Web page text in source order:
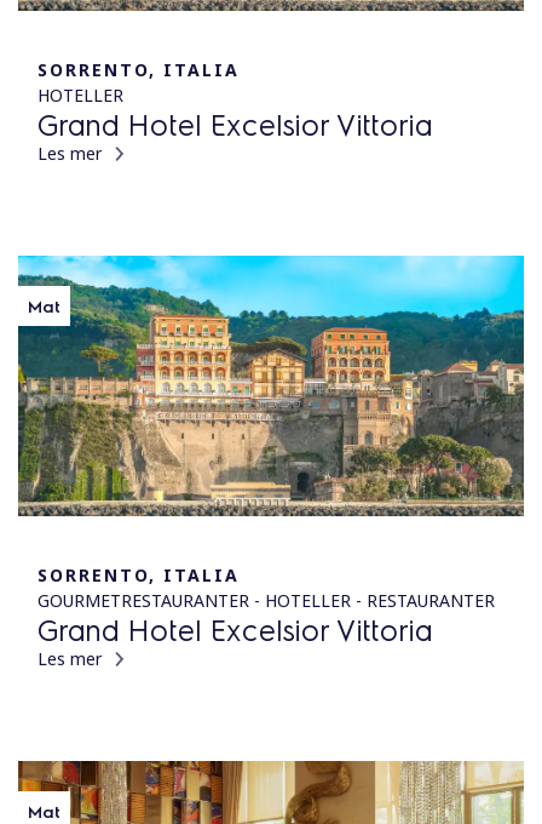
SORRENTO, ITALIA
HOTELLER
Grand Hotel Excelsior Vittoria
Les mer
Mat
SORRENTO, ITALIA
GOURMETRESTAURANTER - HOTELLER - RESTAURANTER
Grand Hotel Excelsior Vittoria
Les mer
Mat